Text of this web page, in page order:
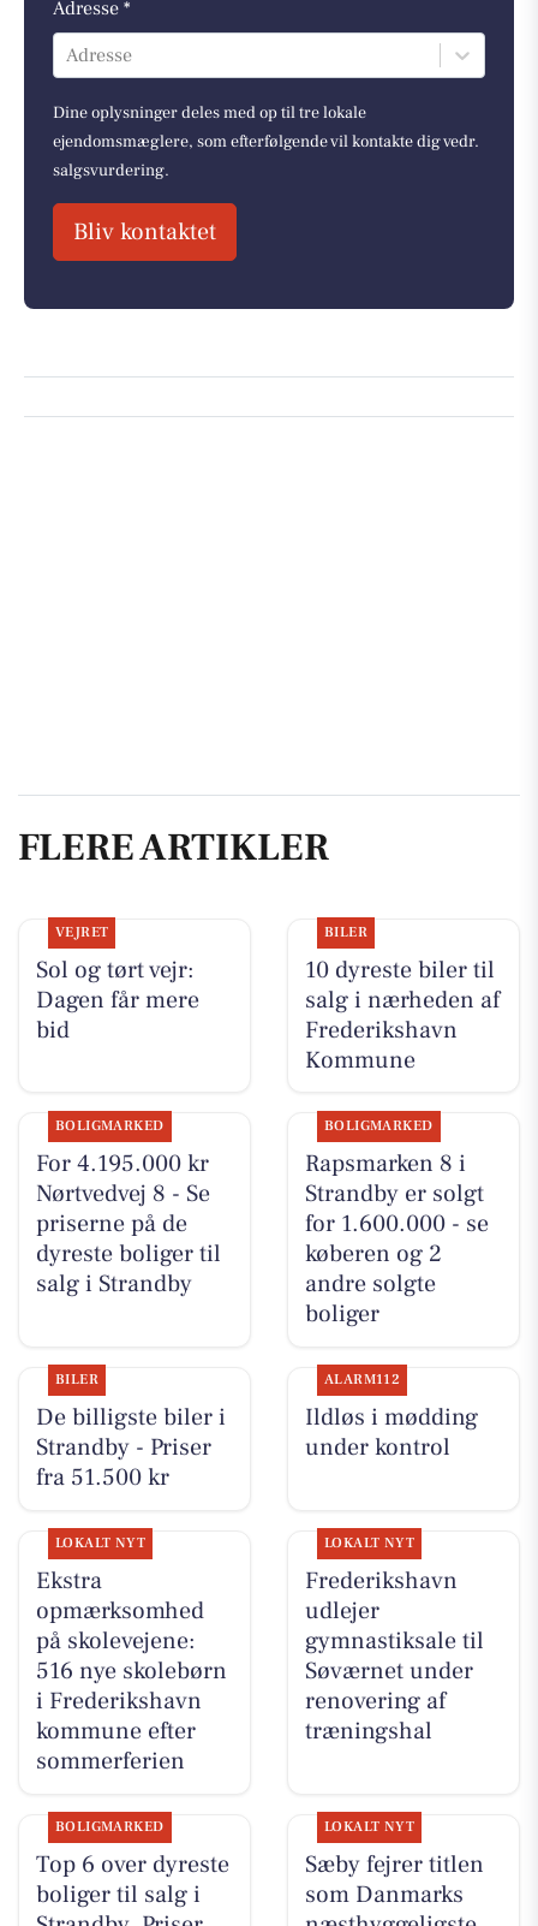
Adresse *
Adresse
Dine oplysninger deles med op til tre lokale
ejendomsmæglere, som efterfølgende vil kontakte dig vedr.
salgsvurdering.
Bliv kontaktet
FLERE ARTIKLER
VEJRET
Sol og tørt vejr:
Dagen får mere
bid
BILER
10 dyreste biler til
salg i nærheden af
Frederikshavn
Kommune
BOLIGMARKED
For 4.195.000 kr
Nørtvedvej 8 - Se
priserne på de
dyreste boliger til
salg i Strandby
BOLIGMARKED
Rapsmarken 8 i
Strandby er solgt
for 1.600.000 - se
køberen og 2
andre solgte
boliger
BILER
De billigste biler i
Strandby - Priser
fra 51.500 kr
ALARM112
Ildløs i mødding
under kontrol
LOKALT NYT
Ekstra
opmærksomhed
på skolevejene:
516 nye skolebørn
i Frederikshavn
kommune efter
sommerferien
LOKALT NYT
Frederikshavn
udlejer
gymnastiksale til
Søværnet under
renovering af
træningshal
BOLIGMARKED
Top 6 over dyreste
boliger til salg i
LOKALT NYT
Sæby fejrer titlen
som Danmarks